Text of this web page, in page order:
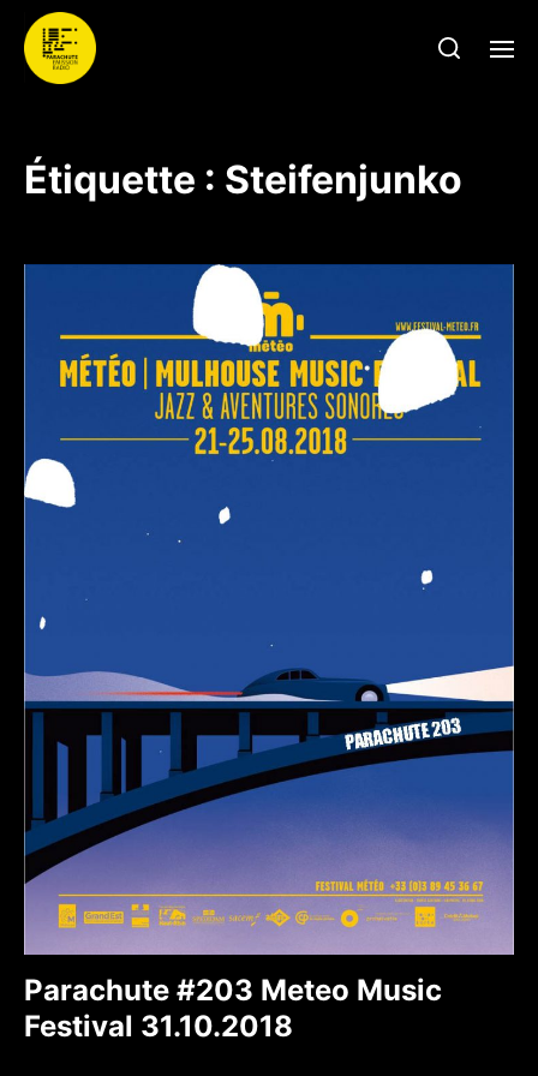
Étiquette : Steifenjunko
Parachute #203 Meteo Music
Festival 31.10.2018